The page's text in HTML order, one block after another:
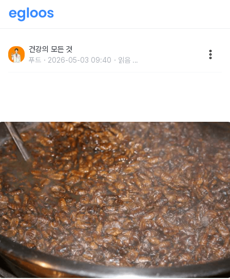
한 음식건강의 모든 것
푸드 2026-05-03 09:40 읽음 ...